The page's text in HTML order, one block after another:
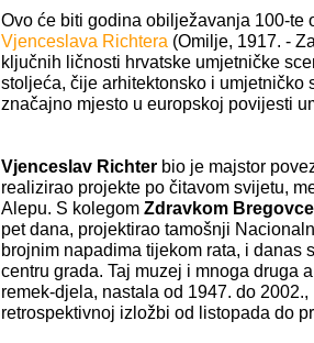
Ovo će biti godina obilježavanja 100-te
Vjenceslava Richtera (Omilje, 1917. -
ključnih ličnosti hrvatske umjetničke
stoljeća, čije arhitektonsko i umjetničko
značajno mjesto u europskoj povijesti
Vjenceslav Richterbio je majstor
realizirao projekte po čitavom svijetu,
Alepu. S kolegom Zdravkom
pet dana, projektirao tamošnji
brojnim napadima tijekom rata, i danas
centru grada. Taj muzej i mnoga druga
remek-djela, nastala od 1947. do
retrospektivnoj izložbi od listopada do